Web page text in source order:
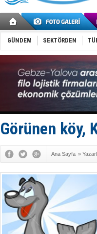
GÜNDEM SEKTÖRDEN
Görünen köy,
Ana Sayfa »